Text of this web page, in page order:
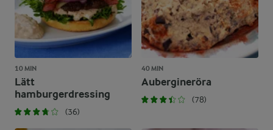
10 MIN
Lätt
hamburgerdressing
(36)
40 MIN
Aubergineröra
(78)